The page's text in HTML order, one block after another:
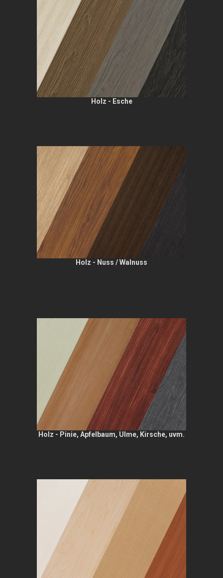
Holz - Esche
Holz - Nuss / Walnuss
Holz - Pinie, Apfelbaum, Ulme, Kirsche, uvm.